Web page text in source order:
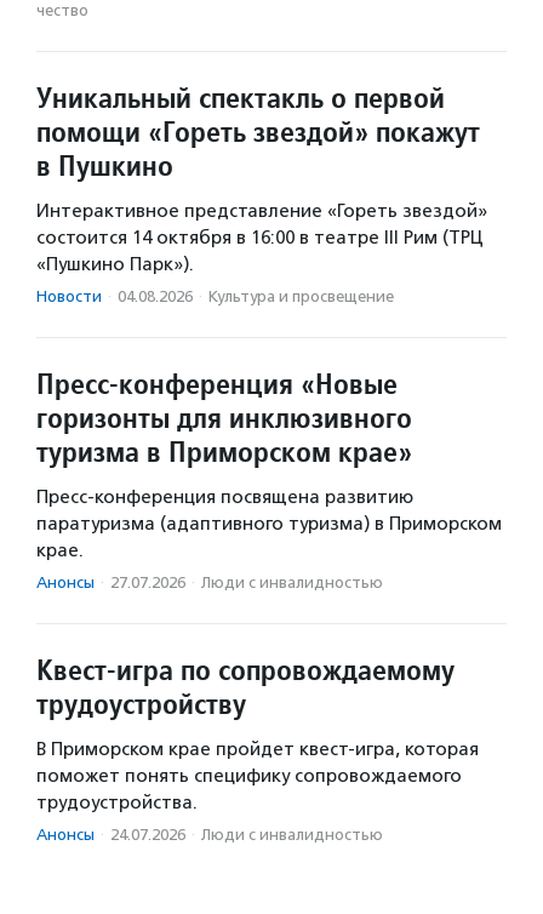
чест­во
Уникальный спектакль о первой
помощи «Гореть звездой» покажут
в Пушкино
Интерактивное представление «Гореть звездой»
состоится 14 октября в 16:00 в театре III Рим (ТРЦ
«Пушкино Парк»).
Новости · 04.08.2026 · Культура и просвещение
Пресс-конференция «Новые
горизонты для инклюзивного
туризма в Приморском крае»
Пресс-конференция посвящена развитию
паратуризма (адаптивного туризма) в Приморском
крае.
Анонсы · 27.07.2026 · Люди с инвалидностью
Квест‑игра по сопровождаемому
трудоустройству
В Приморском крае пройдет квест-игра, которая
поможет понять специфику сопровождаемого
трудоустройства.
Анонсы · 24.07.2026 · Люди с инвалидностью